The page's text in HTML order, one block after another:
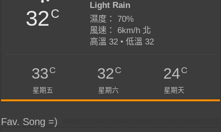
32C
Light Rain
濕度： 70%
風速： 6km/h 北
高溫 32 • 低溫 32
33C
星期五
32C
星期六
24C
星期天
Fav. Song =)